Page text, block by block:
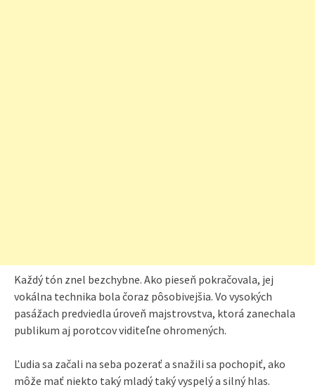
Každý tón znel bezchybne. Ako pieseň pokračovala, jej
vokálna technika bola čoraz pôsobivejšia. Vo vysokých
pasážach predviedla úroveň majstrovstva, ktorá zanechala
publikum aj porotcov viditeľne ohromených.
Ľudia sa začali na seba pozerať a snažili sa pochopiť, ako
môže mať niekto taký mladý taký vyspelý a silný hlas.